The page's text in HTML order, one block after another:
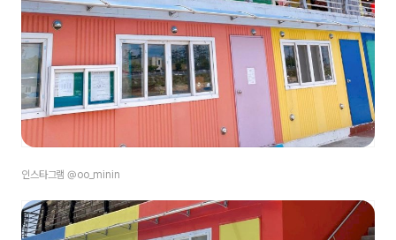
인스타그램 @oo_minin